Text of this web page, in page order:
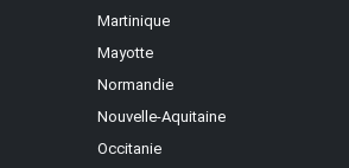
Martinique
Mayotte
Normandie
Nouvelle-Aquitaine
Occitanie